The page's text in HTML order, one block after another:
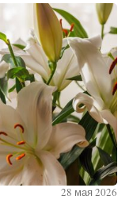
28 мая 2026